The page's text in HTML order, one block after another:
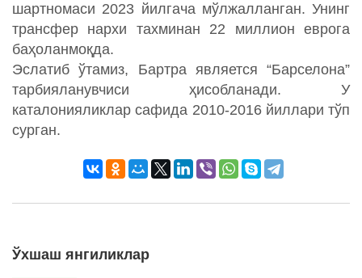
шартномаси 2023 йилгача мўлжалланган. Унинг
трансфер нархи тахминан 22 миллион еврога
баҳоланмоқда.
Эслатиб ўтамиз, Бартра является “Барселона”
тарбияланувчиси ҳисобланади. У
каталонияликлар сафида 2010-2016 йиллари тўп
сурган.
Ўхшаш янгиликлар